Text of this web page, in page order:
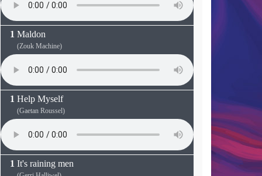
Maldon
(Zouk Machine)
Help Myself
(Gaetan Roussel)
It's raining men